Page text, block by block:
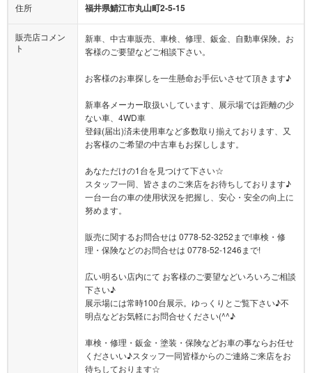
住所 福井県鯖江市丸山町2-5-15
販売店コメン
ト
新車、中古車販売、車検、修理、鈑金、自動車保険。お
客様のご要望などご相談下さい。
お客様のお車探しを一生懸命お手伝いさせて頂きます♪
新車各メーカー取扱いしています、展示場では距離の少
ない車、4WD車
登録(届出)済未使用車など多数取り揃えております、又
お客様のご希望の中古車もお探しします。
あなただけの1台を見つけて下さい☆
スタッフ一同、皆さまのご来店をお待ちしております♪
一台一台の車の使用状況を把握し、安心・安全の向上に
努めます。
販売に関するお問合せは 0778-52-3252まで!車検・修
理・保険などのお問合せは 0778-52-1246まで!
広い明るい店内にて お客様のご要望などいろいろご相談
下さい♪
展示場には常時100台展示。ゆっくりとご覧下さい♪不
明点などお気軽にお問合せください(^^♪
車検・修理・鈑金・塗装・保険などお車の事ならお任せ
くださいい♪スタッフ一同皆様からのご連絡ご来店をお
待ちしております☆